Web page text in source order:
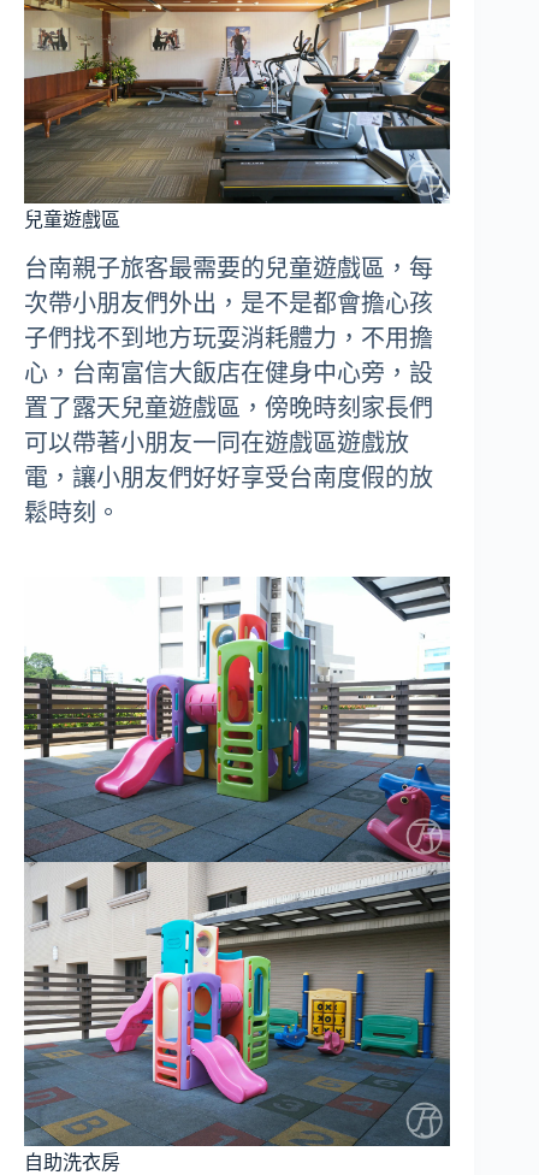
兒童遊戲區
台南親子旅客最需要的兒童遊戲區，每
次帶小朋友們外出，是不是都會擔心孩
子們找不到地方玩耍消耗體力，不用擔
心，台南富信大飯店在健身中心旁，設
置了露天兒童遊戲區，傍晚時刻家長們
可以帶著小朋友一同在遊戲區遊戲放
電，讓小朋友們好好享受台南度假的放
鬆時刻。
自助洗衣房